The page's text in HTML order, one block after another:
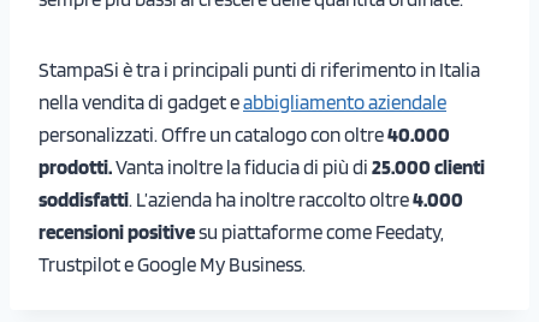
StampaSi è tra i principali punti di riferimento in Italia
nella vendita di gadget eabbigliamento aziendale
personalizzati. Offre un catalogo con oltre40.000
prodotti.Vanta inoltre la fiducia di più di 25.000 clienti
soddisfatti. L’azienda ha inoltre raccolto oltre4.000
recensioni positivesu piattaforme come Feedaty,
Trustpilot e Google My Business.